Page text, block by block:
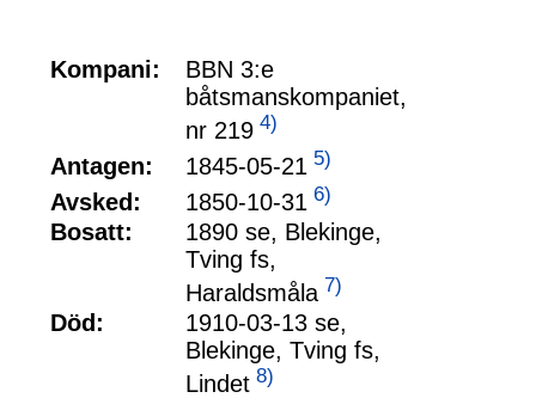
Kompani:
BBN 3:e
båtsmanskompaniet,
nr 219 4)
Antagen: 1845-05-21 5)
Avsked: 1850-10-31 6)
Bosatt:
1890 se, Blekinge,
Tving fs,
Haraldsmåla 7)
Död:
1910-03-13 se,
Blekinge, Tving fs,
Lindet 8)